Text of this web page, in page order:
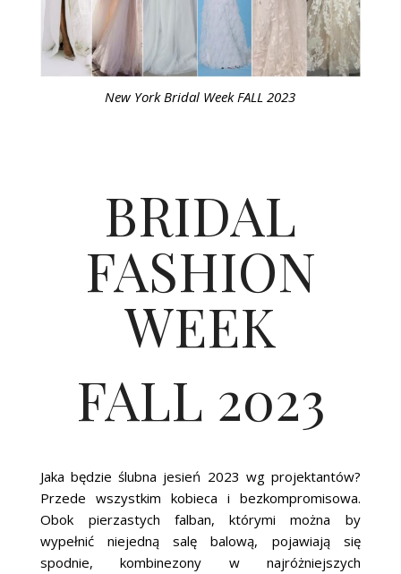
New York Bridal Week FALL 2023
BRIDAL
FASHION
WEEK
FALL 2023
Jaka będzie ślubna jesień 2023 wg projektantów?
Przede wszystkim kobieca i bezkompromisowa.
Obok pierzastych falban, którymi można by
wypełnić niejedną salę balową, pojawiają się
spodnie, kombinezony w najróżniejszych